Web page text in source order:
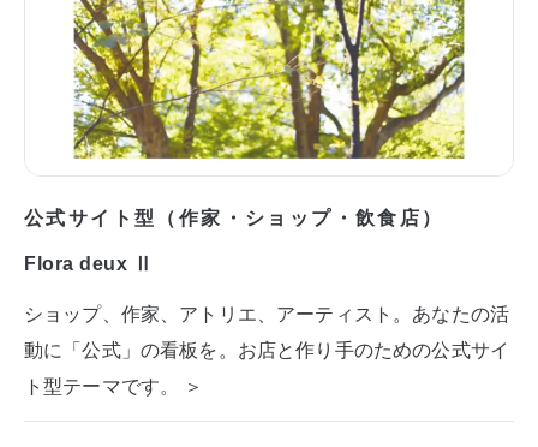
公式サイト型（作家・ショップ・飲食店）
Flora deux Ⅱ
ショップ、作家、アトリエ、アーティスト。あなたの活
動に「公式」の看板を。お店と作り手のための公式サイ
ト型テーマです。 ＞